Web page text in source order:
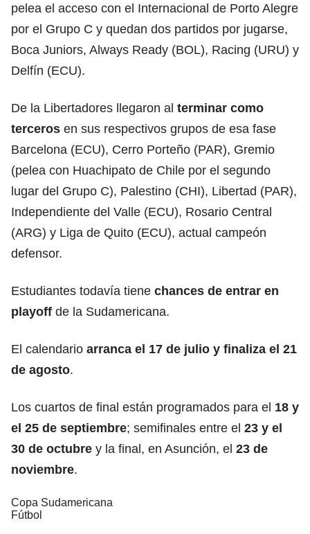
pelea el acceso con el Internacional de Porto Alegre
por el Grupo C y quedan dos partidos por jugarse,
Boca Juniors, Always Ready (BOL), Racing (URU) y
Delfín (ECU).
De la Libertadores llegaron al terminar como
terceros en sus respectivos grupos de esa fase
Barcelona (ECU), Cerro Porteño (PAR), Gremio
(pelea con Huachipato de Chile por el segundo
lugar del Grupo C), Palestino (CHI), Libertad (PAR),
Independiente del Valle (ECU), Rosario Central
(ARG) y Liga de Quito (ECU), actual campeón
defensor.
Estudiantes todavía tiene chances de entrar en
playoff de la Sudamericana.
El calendario arranca el 17 de julio y finaliza el 21
de agosto.
Los cuartos de final están programados para el 18 y
el 25 de septiembre; semifinales entre el 23 y el
30 de octubre y la final, en Asunción, el 23 de
noviembre.
Copa Sudamericana
Fútbol